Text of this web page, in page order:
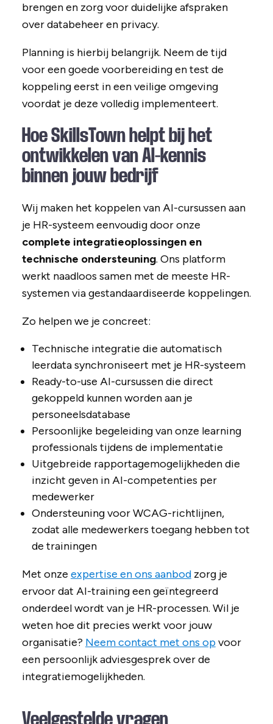
brengen en zorg voor duidelijke afspraken
over databeheer en privacy.
Planning is hierbij belangrijk. Neem de tijd
voor een goede voorbereiding en test de
koppeling eerst in een veilige omgeving
voordat je deze volledig implementeert.
Hoe SkillsTown helpt bij het
ontwikkelen van AI-kennis
binnen jouw bedrijf
Wij maken het koppelen van AI-cursussen aan
je HR-systeem eenvoudig door onze
complete integratieoplossingen en
technische ondersteuning. Ons platform
werkt naadloos samen met de meeste HR-
systemen via gestandaardiseerde koppelingen.
Zo helpen we je concreet:
Technische integratie die automatisch
leerdata synchroniseert met je HR-systeem
Ready-to-use AI-cursussen die direct
gekoppeld kunnen worden aan je
personeelsdatabase
Persoonlijke begeleiding van onze learning
professionals tijdens de implementatie
Uitgebreide rapportagemogelijkheden die
inzicht geven in AI-competenties per
medewerker
Ondersteuning voor WCAG-richtlijnen,
zodat alle medewerkers toegang hebben tot
de trainingen
Met onze expertise en ons aanbodzorg je
ervoor dat AI-training een geïntegreerd
onderdeel wordt van je HR-processen. Wil je
weten hoe dit precies werkt voor jouw
organisatie? Neem contact met ons opvoor
een persoonlijk adviesgesprek over de
integratiemogelijkheden.
Veelgestelde vragen